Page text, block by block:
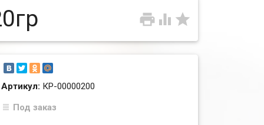
  
Артикул: КР-00000200
Под заказ